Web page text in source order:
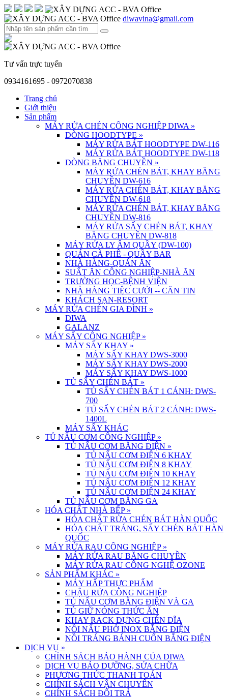
diwavina@gmail.com
Tư vấn trực tuyến
0934161695 - 0972070838
Trang chủ
Giới thiệu
Sản phẩm
MÁY RỬA CHÉN CÔNG NGHIỆP DIWA »
DÒNG HOODTYPE »
MÁY RỬA BÁT HOODTYPE DW-116
MÁY RỬA BÁT HOODTYPE DW-118
DÒNG BĂNG CHUYỀN »
MÁY RỬA CHÉN BÁT, KHAY BĂNG
CHUYỀN DW-616
MÁY RỬA CHÉN BÁT, KHAY BĂNG
CHUYỀN DW-618
MÁY RỬA CHÉN BÁT, KHAY BĂNG
CHUYỀN DW-816
MÁY RỬA SẤY CHÉN BÁT, KHAY
BĂNG CHUYỀN DW-818
MÁY RỬA LY ÂM QUẦY (DW-100)
QUÁN CÀ PHÊ - QUẦY BAR
NHÀ HÀNG-QUÁN ĂN
SUẤT ĂN CÔNG NGHIỆP-NHÀ ĂN
TRƯỜNG HỌC-BỆNH VIỆN
NHÀ HÀNG TIỆC CƯỚI -- CĂN TIN
KHÁCH SẠN-RESORT
MÁY RỬA CHÉN GIA ĐÌNH »
DIWA
GALANZ
MÁY SẤY CÔNG NGHIỆP »
MÁY SẤY KHAY »
MÁY SẤY KHAY DWS-3000
MÁY SẤY KHAY DWS-2000
MÁY SẤY KHAY DWS-1000
TỦ SẤY CHÉN BÁT »
TỦ SẤY CHÉN BÁT 1 CÁNH: DWS-
700
TỦ SẤY CHÉN BÁT 2 CÁNH: DWS-
1400L
MÁY SẤY KHÁC
TỦ NẤU CƠM CÔNG NGHIỆP »
TỦ NẤU CƠM BẰNG ĐIỆN »
TỦ NẤU CƠM ĐIỆN 6 KHAY
TỦ NẤU CƠM ĐIỆN 8 KHAY
TỦ NẤU CƠM ĐIỆN 10 KHAY
TỦ NẤU CƠM ĐIỆN 12 KHAY
TỦ NẤU CƠM ĐIỆN 24 KHAY
TỦ NẤU CƠM BẰNG GA
HÓA CHẤT NHÀ BẾP »
HÓA CHẤT RỬA CHÉN BÁT HÀN QUỐC
HÓA CHẤT TRÁNG, SẤY CHÉN BÁT HÀN
QUỐC
MÁY RỬA RAU CÔNG NGHIỆP »
MÁY RỬA RAU BĂNG CHUYỀN
MÁY RỬA RAU CÔNG NGHỆ OZONE
SẢN PHẨM KHÁC »
MÁY HẤP THỰC PHẨM
CHẬU RỬA CÔNG NGHIỆP
TỦ NẤU CƠM BẰNG ĐIỆN VÀ GA
TỦ GIỮ NÓNG THỨC ĂN
KHAY RACK ĐỰNG CHÉN DĨA
NỒI NẤU PHỞ INOX BẰNG ĐIỆN
NỒI TRÁNG BÁNH CUỐN BẰNG ĐIỆN
DỊCH VỤ »
CHÍNH SÁCH BẢO HÀNH CỦA DIWA
DỊCH VỤ BẢO DƯỠNG, SỬA CHỮA
PHƯƠNG THỨC THANH TOÁN
CHÍNH SÁCH VẬN CHUYỂN
CHÍNH SÁCH ĐỔI TRẢ